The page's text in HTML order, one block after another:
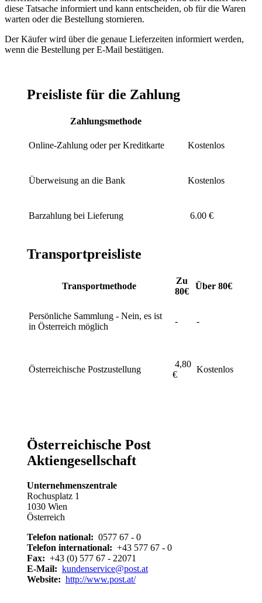
diese Tatsache informiert und kann entscheiden, ob für die Waren
warten oder die Bestellung stornieren.
Der Käufer wird über die genaue Lieferzeiten informiert werden,
wenn die Bestellung per E-Mail bestätigen.
Preisliste für die Zahlung
Zahlungsmethode
Online-Zahlung oder per Kreditkarte Kostenlos
Überweisung an die Bank Kostenlos
Barzahlung bei Lieferung 6.00 €
Transportpreisliste
Transportmethode
Zu
80€
Über 80€
Persönliche Sammlung - Nein, es ist
in Österreich möglich
- -
Österreichische Postzustellung
4,80
€
Kostenlos
Österreichische Post
Aktiengesellschaft
Unternehmenszentrale
Rochusplatz 1
1030 Wien
Österreich
Telefon national: 0577 67 - 0
Telefon international: +43 577 67 - 0
Fax: +43 (0) 577 67 - 22071
E-Mail: kundenservice@post.at
Website: http://www.post.at/